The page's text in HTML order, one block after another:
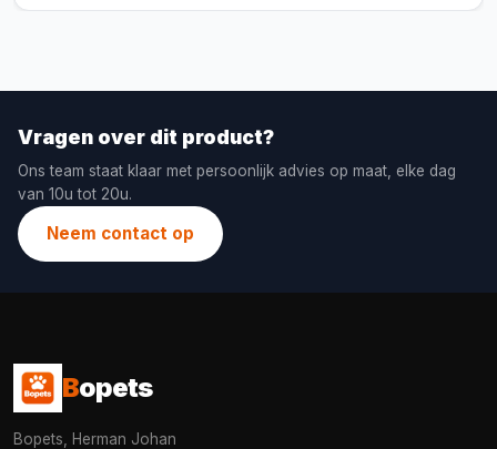
Vragen over dit product?
Ons team staat klaar met persoonlijk advies op maat, elke dag
van 10u tot 20u.
Neem contact op
Bopets
Bopets, Herman Johan